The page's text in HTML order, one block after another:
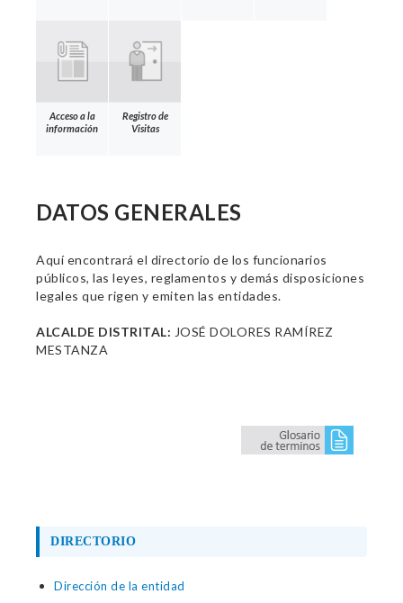
Acceso a la
información
Registro de
Visitas
DATOS GENERALES
Aquí encontrará el directorio de los funcionarios
públicos, las leyes, reglamentos y demás disposiciones
legales que rigen y emiten las entidades.
ALCALDE DISTRITAL: JOSÉ DOLORES RAMÍREZ
MESTANZA
DIRECTORIO
Dirección de la entidad